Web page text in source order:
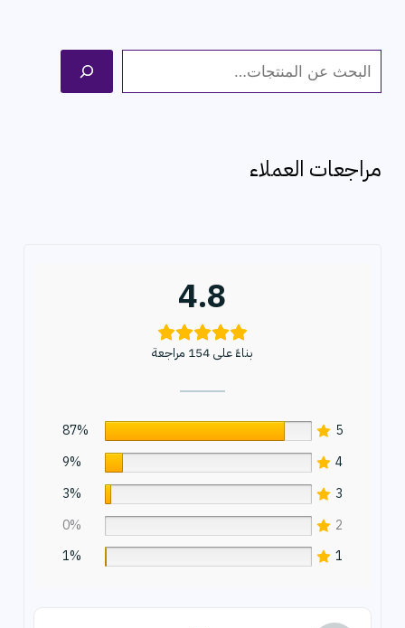
ل
ث
مراجعات العملاء
4.8
بناءً على 154 مراجعة
5
87%
4
9%
3
3%
2
0%
1
1%